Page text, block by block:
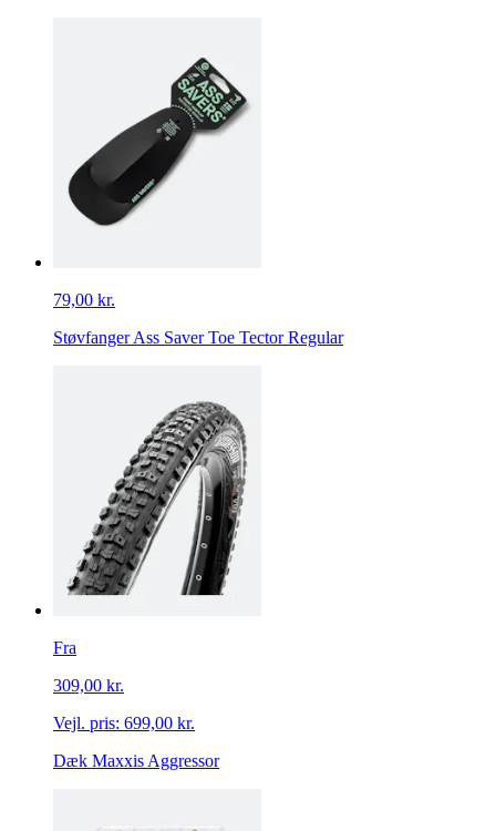
79,00 kr.
Støvfanger Ass Saver Toe Tector Regular
Fra
309,00 kr.
Vejl. pris: 699,00 kr.
Dæk Maxxis Aggressor